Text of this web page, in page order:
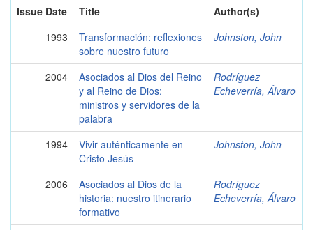
Issue Date
Title
Author(s)
1993
Transformación: reflexiones
sobre nuestro futuro
Johnston, John
2004
Asociados al Dios del Reino
y al Reino de Dios:
ministros y servidores de la
palabra
Rodríguez
Echeverría, Álvaro
1994
Vivir auténticamente en
Cristo Jesús
Johnston, John
2006
Asociados al Dios de la
historia: nuestro itinerario
formativo
Rodríguez
Echeverría, Álvaro